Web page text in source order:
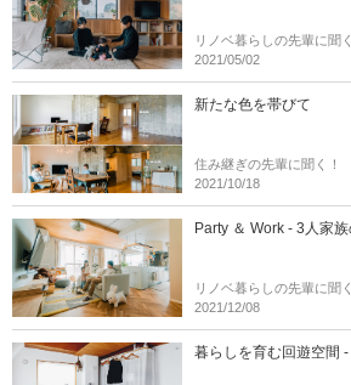
リノベ暮らしの先輩に聞
2021/05/02
新たな色を帯びて
住み継ぎの先輩に聞く！
2021/10/18
Party ＆ Work - 3人家
リノベ暮らしの先輩に聞
2021/12/08
暮らしを育む回遊空間